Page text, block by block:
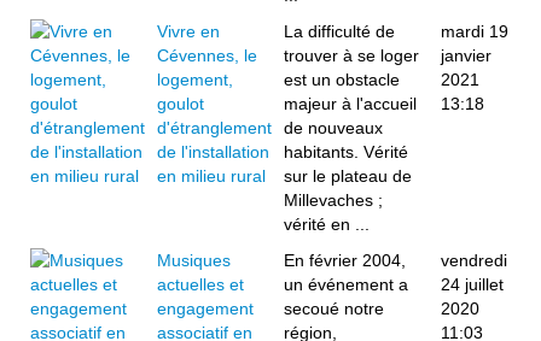
Vivre en
Cévennes, le
logement,
goulot
d'étranglement
de l'installation
en milieu rural
La difficulté de
trouver à se loger
est un obstacle
majeur à l'accueil
de nouveaux
habitants. Vérité
sur le plateau de
Millevaches ;
vérité en ...
mardi 19
janvier
2021
13:18
Musiques
actuelles et
engagement
associatif en
En février 2004,
un événement a
secoué notre
région,
vendredi
24 juillet
2020
11:03